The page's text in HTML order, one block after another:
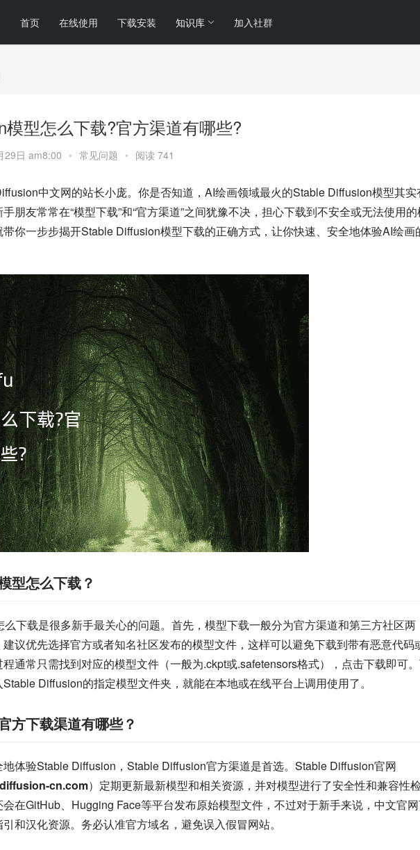
首页 在线使用 下载安装 知识库 加入社群
模型怎么下载?官方渠道有哪些?
29日 am8:00 • 常见问题 • 阅读 741
中文网的站长小庞。你是否知道，AI绘画领域最火的Stable Diffusion模型其实
朋友常常在“模型下载”和“官方渠道”之间犹豫不决，担心下载到不安全或无法使用的
你一步步揭开Stable Diffusion模型下载的正确方式，让你快速、安全地体验AI绘画
型怎么下载？
下载是很多新手最关心的问题。首先，模型下载一般分为官方渠道和第三方社区两
议优先选择官方或者知名社区发布的模型文件，这样可以避免下载到带有恶意代码
通常只需找到对应的模型文件（一般为.ckpt或.safetensors格式），点击下载即可
Diffusion的指定模型文件夹，就能在本地或在线平台上调用使用了。
下载渠道有哪些？
体验Stable Diffusion，Stable Diffusion官方渠道是首选。Stable Diffusion官网
cn.com）定期更新最新模型和相关资源，并对模型进行了安全性和兼容性检
在GitHub、Hugging Face等平台发布原始模型文件，不过对于新手来说，中文官
和汉化资源。务必认准官方域名，避免误入假冒网站。